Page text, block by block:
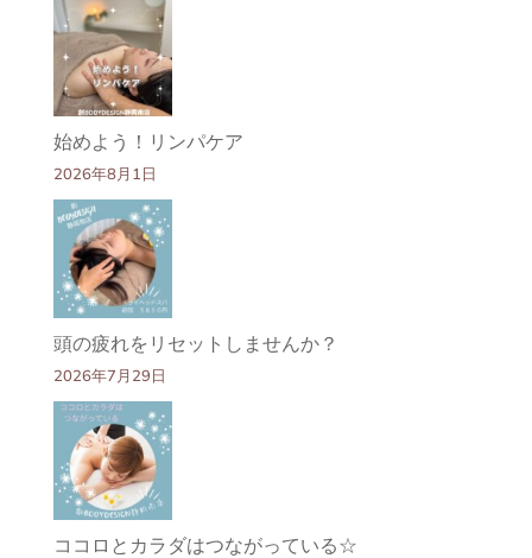
始めよう！リンパケア
2026年8月1日
頭の疲れをリセットしませんか？
2026年7月29日
ココロとカラダはつながっている☆